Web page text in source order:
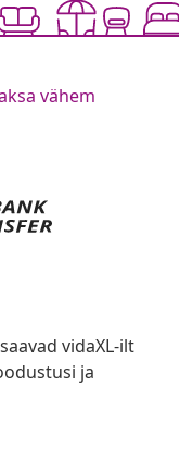
vähem
vidaXL-ilt
ja